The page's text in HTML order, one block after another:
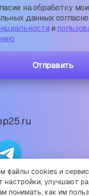
на обработку
данных согласно
и
Отправить
©2026
файлы cookies и
настройки, улучшают
понимать, как им